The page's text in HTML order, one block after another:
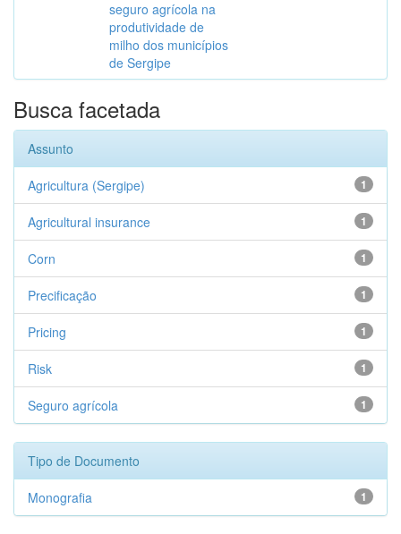
seguro agrícola na
produtividade de
milho dos municípios
de Sergipe
Busca facetada
Assunto
1
Agricultura (Sergipe)
1
Agricultural insurance
1
Corn
1
Precificação
1
Pricing
1
Risk
1
Seguro agrícola
Tipo de Documento
1
Monografia